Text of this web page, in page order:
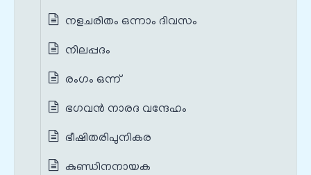
നളചരിതം ഒന്നാം ദിവസം
നിലപ്പദം
രംഗം ഒന്ന്
ഭഗവന്‍ നാരദ വന്ദേഹം
ഭീഷിതരിപുനികര
കുണ്ഡിനനായക